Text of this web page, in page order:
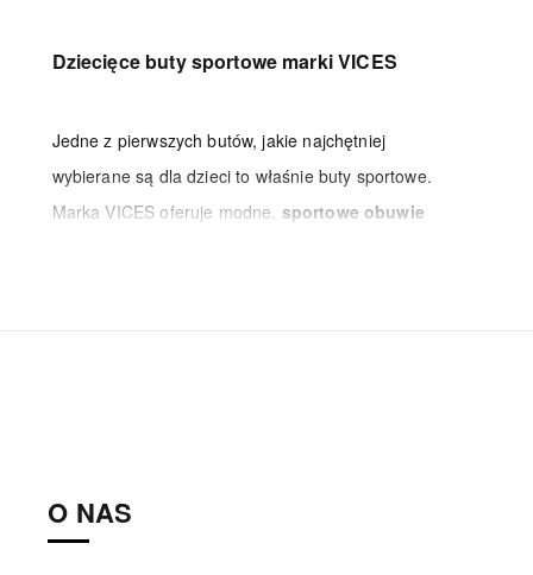
Dziecięce buty sportowe marki VICES
Jedne z pierwszych butów, jakie najchętniej
wybierane są dla dzieci to właśnie buty sportowe.
Marka VICES oferuje modne, sportowe obuwie
O NAS